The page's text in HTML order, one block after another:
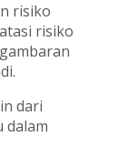
risiko
risiko
dari
dalam